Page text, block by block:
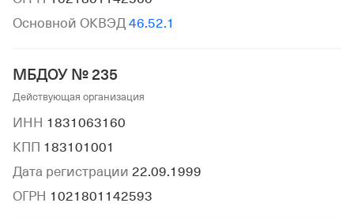
Основной ОКВЭД 46.52.1
МБДОУ № 235
Действующая организация
ИНН 1831063160
КПП 183101001
Дата регистрации 22.09.1999
ОГРН 1021801142593